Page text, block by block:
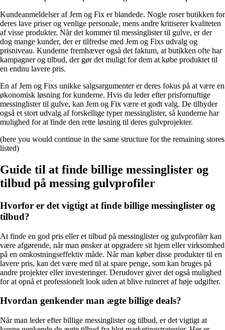
Kundeanmeldelser af Jem og Fix er blandede. Nogle roser butikken for
deres lave priser og venlige personale, mens andre kritiserer kvaliteten
af visse produkter. Når det kommer til messinglister til gulve, er der
dog mange kunder, der er tilfredse med Jem og Fixs udvalg og
prisniveau. Kunderne fremhæver også det faktum, at butikken ofte har
kampagner og tilbud, der gør det muligt for dem at købe produktet til
en endnu lavere pris.
En af Jem og Fixs unikke salgsargumenter er deres fokus på at være en
økonomisk løsning for kunderne. Hvis du leder efter prisfornuftige
messinglister til gulve, kan Jem og Fix være et godt valg. De tilbyder
også et stort udvalg af forskellige typer messinglister, så kunderne har
mulighed for at finde den rette løsning til deres gulvprojekter.
(here you would continue in the same structure for the remaining stores
listed)
Guide til at finde billige messinglister og
tilbud på messing gulvprofiler
Hvorfor er det vigtigt at finde billige messinglister og
tilbud?
At finde en god pris eller et tilbud på messinglister og gulvprofiler kan
være afgørende, når man ønsker at opgradere sit hjem eller virksomhed
på en omkostningseffektiv måde. Når man køber disse produkter til en
lavere pris, kan det være med til at spare penge, som kan bruges på
andre projekter eller investeringer. Derudover giver det også mulighed
for at opnå et professionelt look uden at blive ruineret af høje udgifter.
Hvordan genkender man ægte billige deals?
Når man leder efter billige messinglister og tilbud, er det vigtigt at